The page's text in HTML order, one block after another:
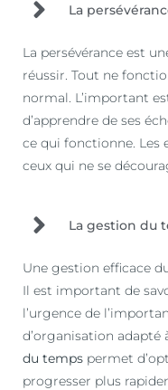
La
La persévérance est
réussir. Tout ne
normal. L’important
d’apprendre de ses
ce qui fonctionne. Les
ceux qui ne se
La gestion du
Une gestion efficace
Il est important de
l’urgence de
d’organisation adapté
du temps permet
progresser plus